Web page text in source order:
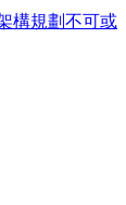
構規劃不可或